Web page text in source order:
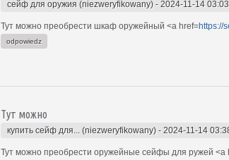
сейф для оружия (niezweryfikowany) - 2024-11-14 03:03
Тут можно преобрести шкаф оружейный <a href=https://
odpowiedz
Тут можно
купить сейф для... (niezweryfikowany) - 2024-11-14
Тут можно преобрести оружейные сейфы для ружей <a